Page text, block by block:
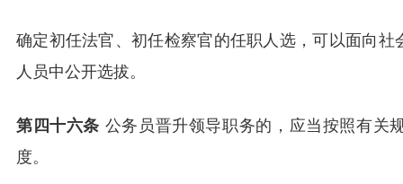
确定初任法官、初任检察官的任职人选，可以面向
人员中公开选拔。
第四十六条 公务员晋升领导职务的，应当按照有关
度。